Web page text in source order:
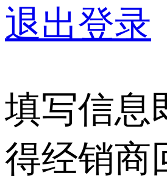
退出登录
填写信息
得经销商